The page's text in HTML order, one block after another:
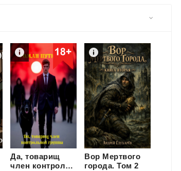
Да, товарищ
член контрольной группы.
Вор Мертвого
города. Том 2